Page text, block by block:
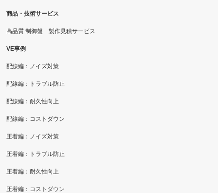
商品・技術サービス
高品質 制御盤 製作見積サービス
VE事例
配線編：ノイズ対策
配線編：トラブル防止
配線編：耐久性向上
配線編：コストダウン
圧着編：ノイズ対策
圧着編：トラブル防止
圧着編：耐久性向上
圧着編：コストダウン